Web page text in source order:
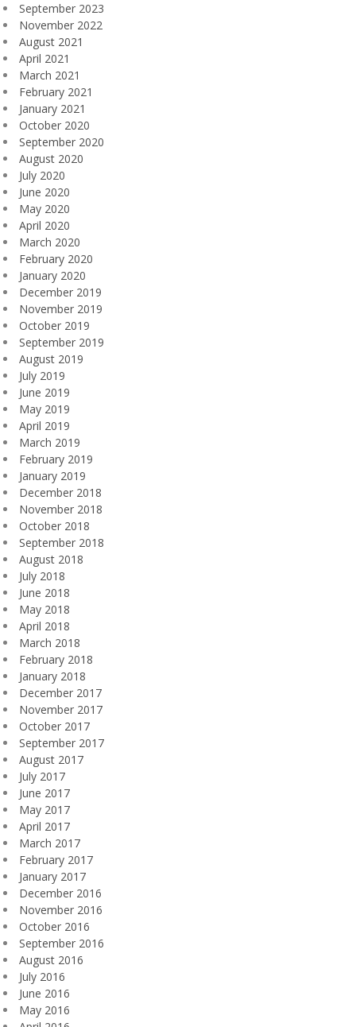
September 2023
November 2022
August 2021
April 2021
March 2021
February 2021
January 2021
October 2020
September 2020
August 2020
July 2020
June 2020
May 2020
April 2020
March 2020
February 2020
January 2020
December 2019
November 2019
October 2019
September 2019
August 2019
July 2019
June 2019
May 2019
April 2019
March 2019
February 2019
January 2019
December 2018
November 2018
October 2018
September 2018
August 2018
July 2018
June 2018
May 2018
April 2018
March 2018
February 2018
January 2018
December 2017
November 2017
October 2017
September 2017
August 2017
July 2017
June 2017
May 2017
April 2017
March 2017
February 2017
January 2017
December 2016
November 2016
October 2016
September 2016
August 2016
July 2016
June 2016
May 2016